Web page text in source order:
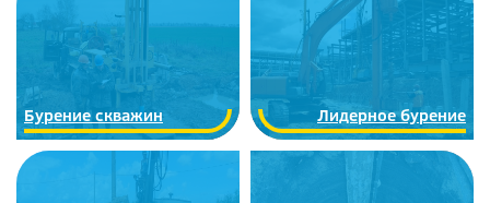
Бурение скважин Лидерное бурение